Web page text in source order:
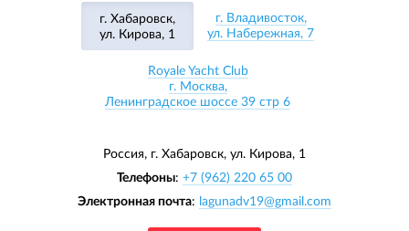
г. Хабаровск,
ул. Кирова, 1
г. Владивосток,
ул. Набережная, 7
Royale Yacht Club
г. Москва,
Ленинградское шоссе 39 стр 6
Россия, г. Хабаровск, ул. Кирова, 1
Телефоны: +7 (962) 220 65 00
Электронная почта: lagunadv19@gmail.com